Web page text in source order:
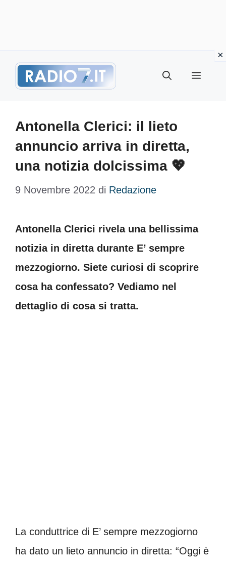
Menu
Antonella Clerici: il lieto
annuncio arriva in diretta,
una notizia dolcissima 💖
9 Novembre 2022 di Redazione
Antonella Clerici rivela una bellissima
notizia in diretta durante E’ sempre
mezzogiorno. Siete curiosi di scoprire
cosa ha confessato? Vediamo nel
dettaglio di cosa si tratta.
La conduttrice di E’ sempre mezzogiorno
ha dato un lieto annuncio in diretta: “Oggi è